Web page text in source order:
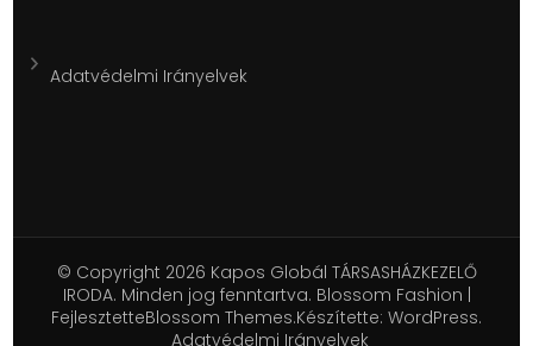
Adatvédelmi Irányelvek
© Copyright 2026 Kapos Globál TÁRSASHÁZKEZELŐ
IRODA. Minden jog fenntartva. Blossom Fashion |
FejlesztetteBlossom Themes.Készítette: WordPress.
Adatvédelmi Irányelvek